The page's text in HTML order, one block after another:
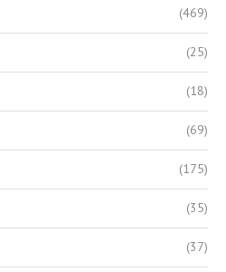
(469)
(25)
(18)
(69)
(175)
(35)
(37)